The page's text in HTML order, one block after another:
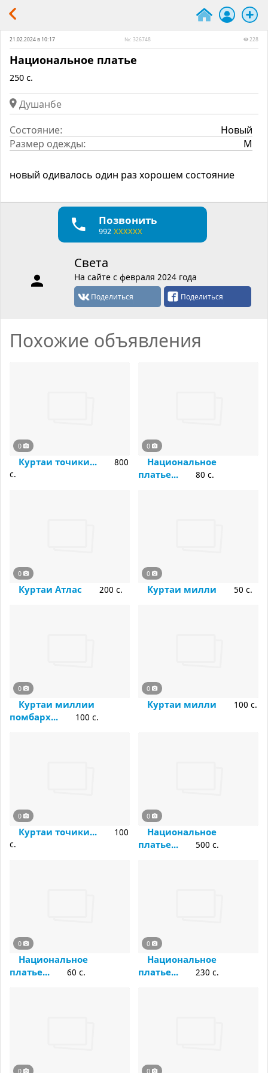
Национальное платье
250 c.
Душанбе
21.02.2024 в 10:17 №: 326748 228
Состояние:
Новый
Размер одежды:
M
новый одивалось один раз хорошем состояние
Позвонить
992 XXXXXX
Света
На сайте с февраля 2024 года
Поделиться Поделиться
Похожие объявления
0
Куртаи точики...
800
c.
0
Национальное
платье...
80 c.
0
Куртаи Атлас 200 c.
0
Куртаи милли 50 c.
0
Куртаи миллии
помбарх...
100 c.
0
Куртаи милли 100 c.
0
Куртаи точики...
100
c.
0
Национальное
платье...
500 c.
0
Национальное
платье...
60 c.
0
Национальное
платье...
230 c.
0 0